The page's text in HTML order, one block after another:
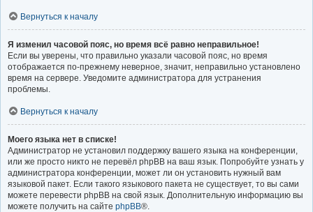
Вернуться к началу
Я изменил часовой пояс, но время всё равно неправильное!
Если вы уверены, что правильно указали часовой пояс, но время
отображается по-прежнему неверное, значит, неправильно установлено
время на сервере. Уведомите администратора для устранения
проблемы.
Вернуться к началу
Моего языка нет в списке!
Администратор не установил поддержку вашего языка на конференции,
или же просто никто не перевёл phpBB на ваш язык. Попробуйте узнать у
администратора конференции, может ли он установить нужный вам
языковой пакет. Если такого языкового пакета не существует, то вы сами
можете перевести phpBB на свой язык. Дополнительную информацию вы
можете получить на сайте phpBB®.